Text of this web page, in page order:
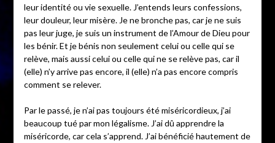
leur identité ou vie sexuelle. J’entends leurs confessions,
leur douleur, leur misère. Je ne bronche pas, car je ne suis
pas leur juge, je suis un instrument de l’Amour de Dieu pour
les bénir. Et je bénis non seulement celui ou celle qui se
relève, mais aussi celui ou celle qui ne se relève pas, car il
(elle) n’y arrive pas encore, il (elle) n’a pas encore compris
comment se relever.
Par le passé, je n’ai pas toujours été miséricordieux, j’ai
beaucoup tué par mon légalisme. J’ai dû apprendre la
miséricorde, car cela s’apprend. J’ai bénéficié hautement de